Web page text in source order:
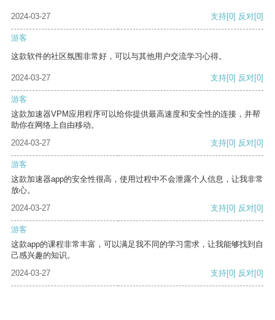
2024-03-27 支持[0] 反对[0]
游客
这款软件的社区氛围非常好，可以与其他用户交流学习心得。
2024-03-27 支持[0] 反对[0]
游客
这款加速器VPM应用程序可以给你提供最高速度和安全性的连接，并帮
助你在网络上自由移动。
2024-03-27
支持[0] 反对[0]
游客
这款加速器app的安全性很高，使用过程中不会泄露个人信息，让我非常
放心。
2024-03-27
支持[0] 反对[0]
游客
这款app的课程非常丰富，可以满足我不同的学习需求，让我能够找到自
己感兴趣的知识。
2024-03-27
支持[0] 反对[0]